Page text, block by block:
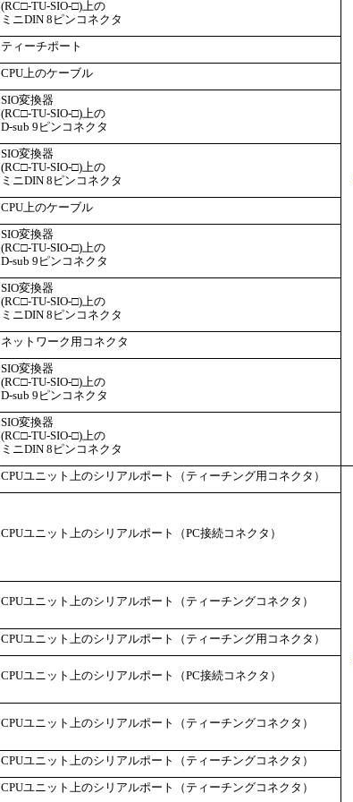
(RC□-TU-SIO-□)上の
ミニDIN 8ピンコネクタ
ティーチポート
CPU上のケーブル
SIO変換器
(RC□-TU-SIO-□)上の
D-sub 9ピンコネクタ
SIO変換器
(RC□-TU-SIO-□)上の
ミニDIN 8ピンコネクタ
CPU上のケーブル
SIO変換器
(RC□-TU-SIO-□)上の
D-sub 9ピンコネクタ
SIO変換器
(RC□-TU-SIO-□)上の
ミニDIN 8ピンコネクタ
ネットワーク用コネクタ
SIO変換器
(RC□-TU-SIO-□)上の
D-sub 9ピンコネクタ
SIO変換器
(RC□-TU-SIO-□)上の
ミニDIN 8ピンコネクタ
CPUユニット上のシリアルポート（ティーチング用コネクタ）
CPUユニット上のシリアルポート（PC接続コネクタ）
CPUユニット上のシリアルポート（ティーチングコネクタ）
CPUユニット上のシリアルポート（ティーチング用コネクタ）
CPUユニット上のシリアルポート（PC接続コネクタ）
CPUユニット上のシリアルポート（ティーチングコネクタ）
CPUユニット上のシリアルポート（ティーチングコネクタ）
CPUユニット上のシリアルポート（ティーチングコネクタ）